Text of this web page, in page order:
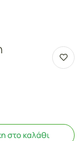
στο καλάθι